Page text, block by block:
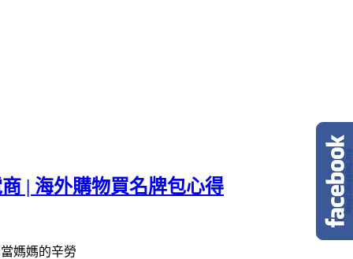
| 海外購物買名牌包心得
媽媽的辛勞